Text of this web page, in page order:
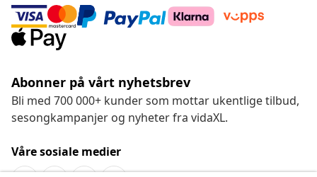
Abonner på vårt nyhetsbrev
Bli med 700 000+ kunder som mottar ukentlige tilbud,
sesongkampanjer og nyheter fra vidaXL.
Våre sosiale medier